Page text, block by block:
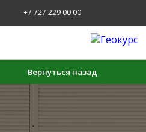
+7 727 229 00 00
Вернуться назад